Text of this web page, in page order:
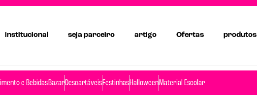
institucional seja parceiro artigo Ofertas produtos
e BebidasBazarDescartáveisFestinhasHalloweenMaterial Escolar